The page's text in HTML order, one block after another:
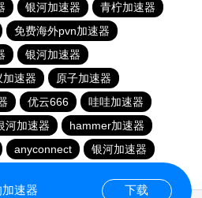
银河加速器
青柠加速器
免费海外pvn加速器
银河加速器
加速器
原子加速器
优云666
哇哇加速器
河加速器
hammer加速器
anyconnect
银河加速器
速器 下载